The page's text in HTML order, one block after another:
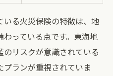
る火災保険の特徴は、地
っている点です。東海地
リスクが意識されている
ランが重視されていま